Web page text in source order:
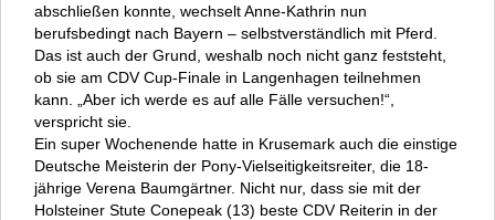
abschließen konnte, wechselt Anne-Kathrin nun
berufsbedingt nach Bayern – selbstverständlich mit Pferd.
Das ist auch der Grund, weshalb noch nicht ganz feststeht,
ob sie am CDV Cup-Finale in Langenhagen teilnehmen
kann. „Aber ich werde es auf alle Fälle versuchen!“,
verspricht sie.
Ein super Wochenende hatte in Krusemark auch die einstige
Deutsche Meisterin der Pony-Vielseitigkeitsreiter, die 18-
jährige Verena Baumgärtner. Nicht nur, dass sie mit der
Holsteiner Stute Conepeak (13) beste CDV Reiterin in der